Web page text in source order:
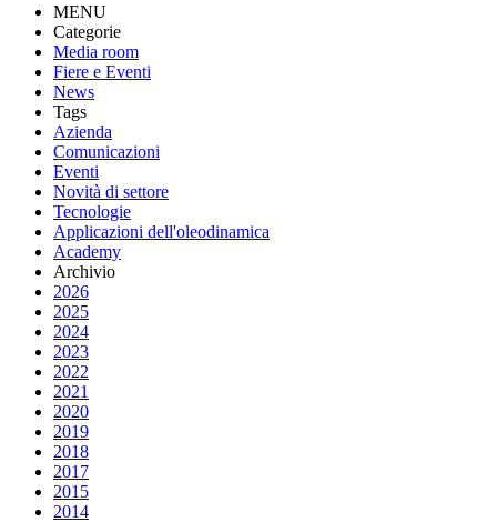
MENU
Categorie
Media room
Fiere e Eventi
News
Tags
Azienda
Comunicazioni
Eventi
Novità di settore
Tecnologie
Applicazioni dell'oleodinamica
Academy
Archivio
2026
2025
2024
2023
2022
2021
2020
2019
2018
2017
2015
2014